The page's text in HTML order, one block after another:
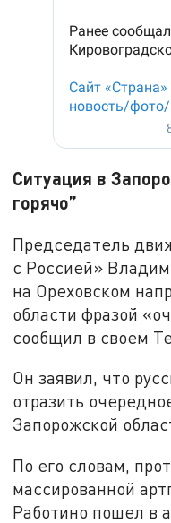
Ситуация в
горячо”
Председатель
с Россией»
на Ореховском
области фразой
сообщил в своем
Он заявил, что
отразить
Запорожской
По его словам,
массированной
Работино пошел в